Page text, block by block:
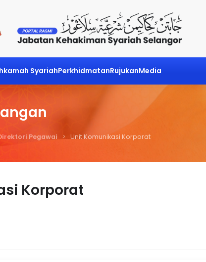
SyariahPerkhidmatanRujukanMedia
Pegawai Unit Komunikasi Korporat
Korporat